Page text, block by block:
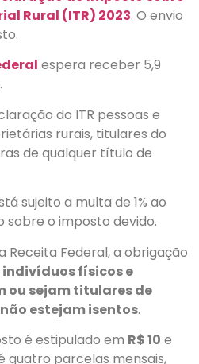
Rural (ITR) 2023. O envio
espera receber 5,9
do ITR pessoas e
rurais, titulares do
de qualquer título de
sujeito a multa de 1% ao
sobre o imposto devido.
Federal, a obrigação
indivíduos físicos e
ou sejam titulares de
estejam isentos.
é estipulado em R$ 10 e
quatro parcelas mensais,